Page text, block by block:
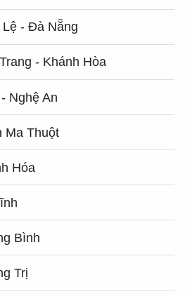
- Đà Nẵng
- Khánh Hòa
Nghệ An
Ma Thuột
Hóa
Bình
Trị